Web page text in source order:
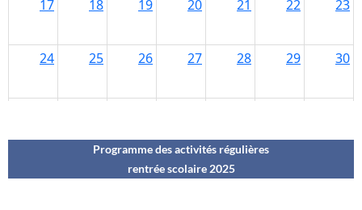
Programme des activités régulières
rentrée scolaire 2025